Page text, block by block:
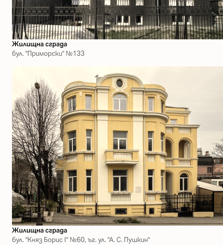
Жилищна сграда
бул. "Приморски" №133
Жилищна сграда
бул. "Княз Борис І" №60, ъг. ул. "А. С. Пушкин"